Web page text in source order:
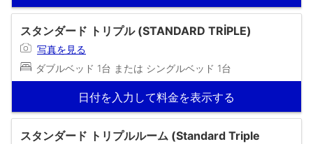
スタンダード トリプル (STANDARD TRİPLE)
写真を見る
ダブルベッド 1台 または シングルベッド 1台
日付を入力して料金を表示する
スタンダード トリプルルーム (Standard Triple